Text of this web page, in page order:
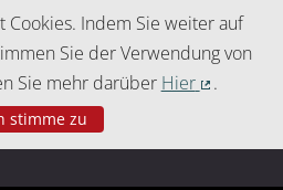
Cookies. Indem Sie weiter auf
Sie der Verwendung von
Sie mehr darüber Hier
.
stimme zu